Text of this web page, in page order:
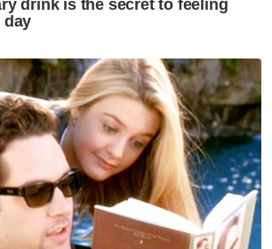
jadi beli dan cepat-cepat
dengan apa yang
menurunkan harga sate
RM1 kepada 50 sen secucuk,"
ditemui baru-baru ini.